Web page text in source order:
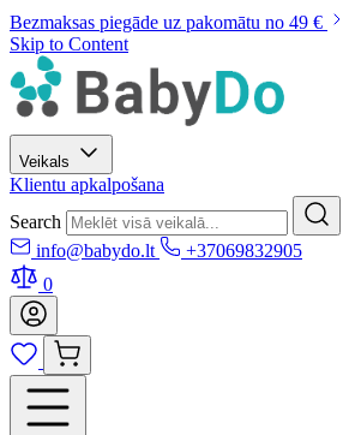
Bezmaksas piegāde uz pakomātu no 49 €
Skip to Content
Veikals
Klientu apkalpošana
Search
info@babydo.lt
+37069832905
0